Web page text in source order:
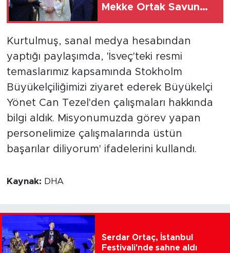
Mekke Ortak Savunma
Kurtulmuş, sanal medya hesabından
yaptığı paylaşımda, 'İsveç'teki resmi
temaslarımız kapsamında Stokholm
Büyükelçiliğimizi ziyaret ederek Büyükelçi
Yönet Can Tezel'den çalışmaları hakkında
bilgi aldık. Misyonumuzda görev yapan
personelimize çalışmalarında üstün
başarılar diliyorum' ifadelerini kullandı.
Kaynak: DHA
Serdar Ortaç, İstanbul
Festivali'nde sahne aldı